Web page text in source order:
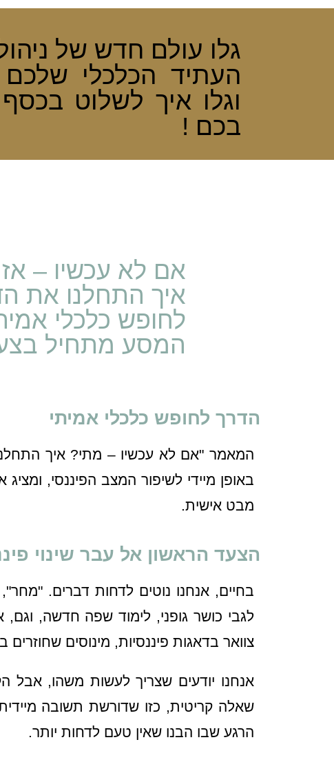
גלו עולם חדש של
העתיד הכלכלי
וגלו איך לשלוט
בכם !
אם לא עכשיו –
איך התחלנו את
לחופש כלכלי
המסע מתחיל
הדרך לחופש כלכלי אמיתי
המאמר "אם לא עכשיו – מתי? איך
באופן מיידי לשיפור המצב הפיננסי,
מבט אישית.
הצעד הראשון אל עבר שינוי
בחיים, אנחנו נוטים לדחות דברים.
לגבי כושר גופני, לימוד שפה חדשה, וגם,
צוואר בדאגות פיננסיות, מינוסים
אנחנו יודעים שצריך לעשות משהו, אבל
שאלה קריטית, כזו שדורשת תשובה
הרגע שבו הבנו שאין טעם לדחות יותר.